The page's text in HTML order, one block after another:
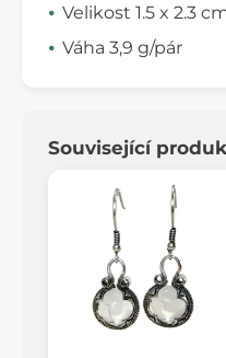
Velikost 1.5 x 2.3
Váha 3,9 g/pár
Související